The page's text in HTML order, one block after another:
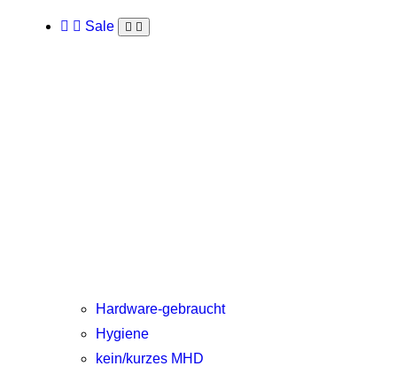
Sale
Hardware-gebraucht
Hygiene
kein/kurzes MHD